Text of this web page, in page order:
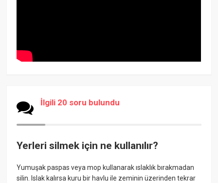
İlgili 20 soru bulundu
Yerleri silmek için ne kullanılır?
Yumuşak paspas veya mop kullanarak ıslaklık bırakmadan
silin. Islak kalırsa kuru bir havlu ile zeminin üzerinden tekrar